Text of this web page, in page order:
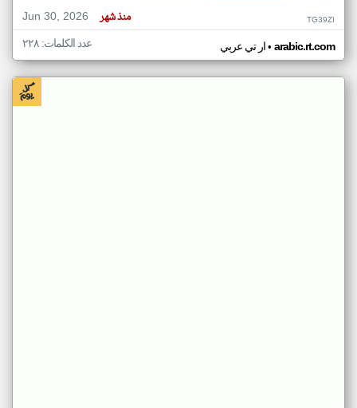
Jun 30, 2026
منذ شهر TG39ZI
ار تي عربي• arabic.rt.com عدد الكلمات: ٢٢٨